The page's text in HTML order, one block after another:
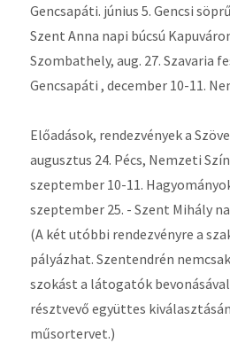
Gencsapáti. június 5. Gencsi
Szent Anna napi búcsú
Szombathely, aug. 27. Szavaria
Gencsapáti , december 10-11.
Előadások, rendezvények a
augusztus 24. Pécs, Nemzeti
szeptember 10-11.
szeptember 25. - Szent Mihály
(A két utóbbi rendezvényre a
pályázhat. Szentendrén
szokást a látogatók
résztvevő együttes
műsortervet.)